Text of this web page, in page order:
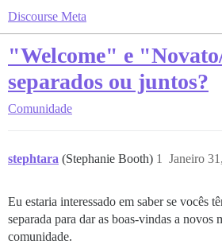
Discourse Meta
"Welcome" e
separados ou juntos?
Comunidade
stephtara (Stephanie Booth) Janeiro
1
Eu estaria interessado em saber se vocês
separada para dar as boas-vindas a novos
comunidade.